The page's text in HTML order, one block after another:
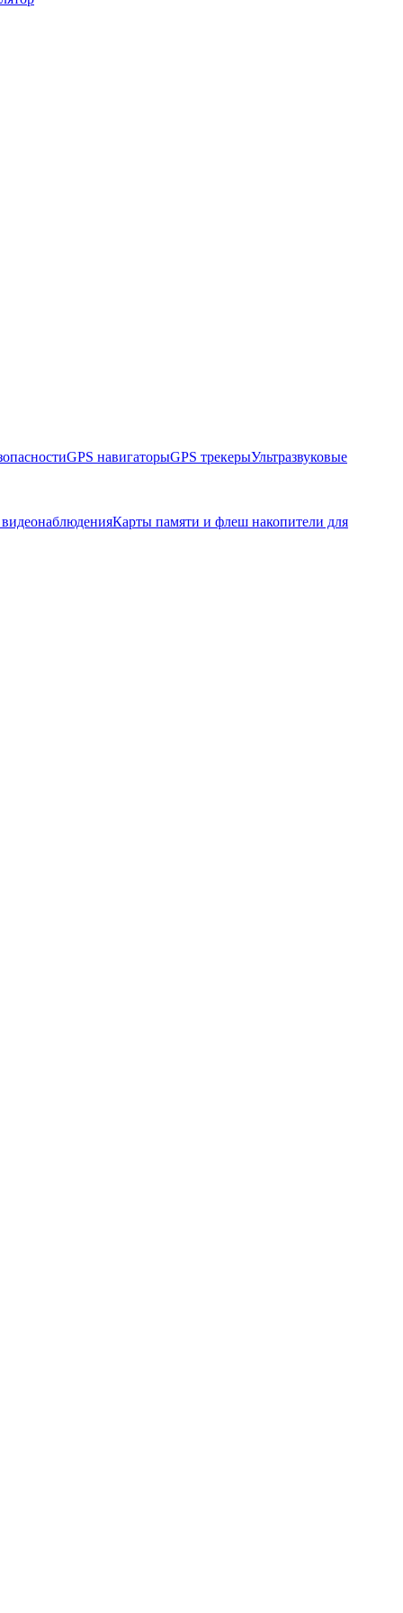
GPS навигаторыGPS трекерыУльтразвуковые
Карты памяти и флеш накопители для